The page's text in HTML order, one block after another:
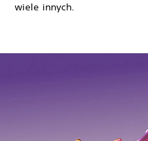
wiele innych.